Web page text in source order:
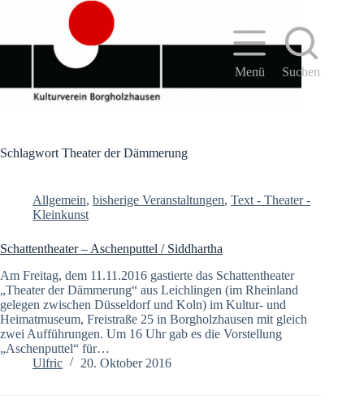
Menü Suchen
Schlagwort Theater der Dämmerung
Allgemein, bisherige Veranstaltungen, Text - Theater -
Kleinkunst
Schattentheater – Aschenputtel / Siddhartha
Am Freitag, dem 11.11.2016 gastierte das Schattentheater
„Theater der Dämmerung“ aus Leichlingen (im Rheinland
gelegen zwischen Düsseldorf und Koln) im Kultur- und
Heimatmuseum, Freistraße 25 in Borgholzhausen mit gleich
zwei Aufführungen. Um 16 Uhr gab es die Vorstellung
„Aschenputtel“ für…
Ulfric
20. Oktober 2016